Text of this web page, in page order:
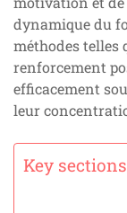
dynamique du
méthodes telles
renforcement
efficacement
leur
Key